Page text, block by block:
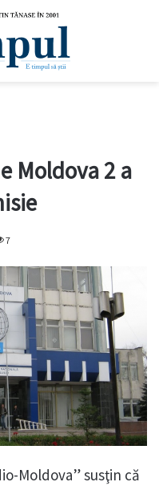
Moldova 2 a
7
Moldova” susţin că